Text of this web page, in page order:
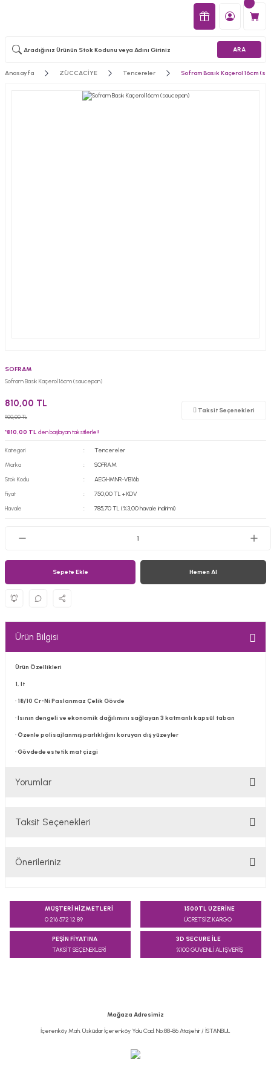
ARA
Anasayfa ZÜCCACİYE Tencereler Sofram Basık Kaçerol 16cm
SOFRAM
Sofram Basık Kaçerol 16cm (saucepan)
810,00 TL
900,00 TL
Taksit Seçenekleri
*810,00 TL den başlayan taksitlerle!!
Kategori
Tencereler
Marka
SOFRAM
Stok Kodu
AEGHMNR-VB16b
Fiyat
750,00 TL + KDV
Havale
785,70 TL (%3,00 havale indirimi)
Sepete Ekle Hemen Al
Ürün Bilgisi
Ürün Özellikleri
1, lt
· 18/10 Cr-Ni Paslanmaz Çelik Gövde
· Isının dengeli ve ekonomik dağılımını sağlayan 3 katmanlı kapsül taban
· Özenle polisajlanmış parlıklığını koruyan dış yüzeyler
· Gövdede estetik mat çizgi
Yorumlar
Taksit Seçenekleri
Önerileriniz
konularda yetersiz gördüğünüz noktaları öneri formunu
kullanarak tarafımıza iletebilirsiniz.
Ürün resmi kalitesiz, bozuk veya görüntülenemiyor.
MÜŞTERİ HİZMETLERİ
0 216 572 12 89
1500TL ÜZERİNE
ÜCRETSİZ KARGO
PEŞİN FİYATINA
TAKSİT SEÇENEKLERİ
3D SECURE İLE
%100 GÜVENLİ ALIŞVERİŞ
Mağaza Adresimiz
İçerenköy Mah. Üsküdar İçerenköy Yolu Cad. No:88-86 Ataşehir / İSTANBUL